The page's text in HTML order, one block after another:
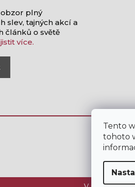
Tento
tohoto
plný
slev, tajných akcí a
článků o světě
více.